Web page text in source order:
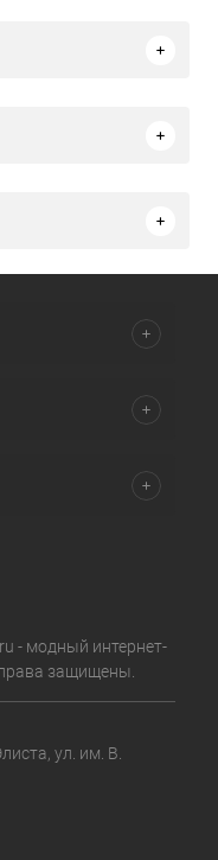
- модный интернет-
защищены.
ул. им. В.